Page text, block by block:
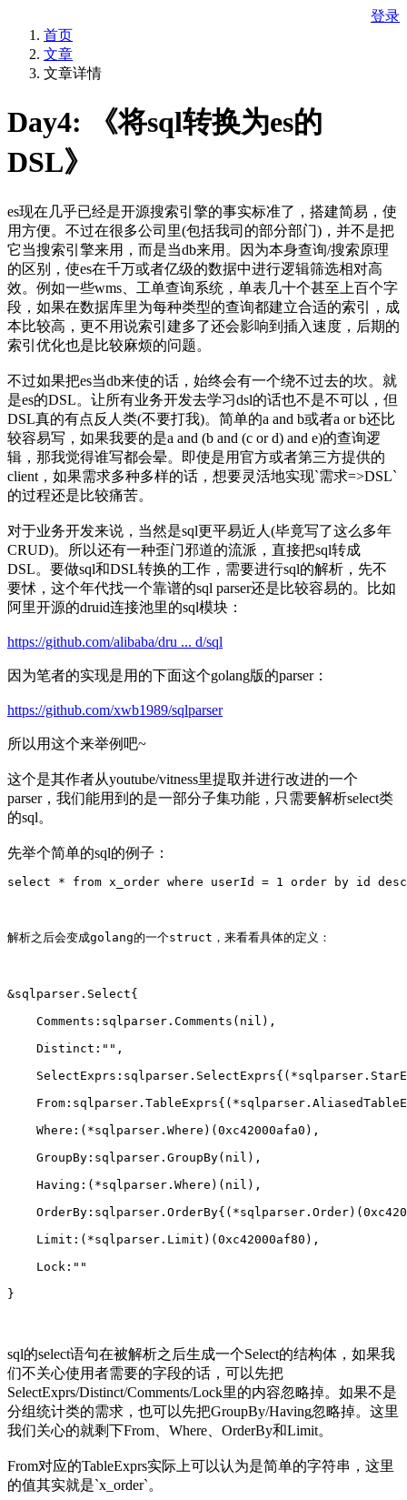
登录
首页
文章
文章详情
Day4: 《将sql转换为es的
DSL》
es现在几乎已经是开源搜索引擎的事实标准了，搭建简易，使
用方便。不过在很多公司里(包括我司的部分部门)，并不是把
它当搜索引擎来用，而是当db来用。因为本身查询/搜索原理
的区别，使es在千万或者亿级的数据中进行逻辑筛选相对高
效。例如一些wms、工单查询系统，单表几十个甚至上百个字
段，如果在数据库里为每种类型的查询都建立合适的索引，成
本比较高，更不用说索引建多了还会影响到插入速度，后期的
索引优化也是比较麻烦的问题。
不过如果把es当db来使的话，始终会有一个绕不过去的坎。就
是es的DSL。让所有业务开发去学习dsl的话也不是不可以，但
DSL真的有点反人类(不要打我)。简单的a and b或者a or b还比
较容易写，如果我要的是a and (b and (c or d) and e)的查询逻
辑，那我觉得谁写都会晕。即使是用官方或者第三方提供的
client，如果需求多种多样的话，想要灵活地实现`需求=>DSL`
的过程还是比较痛苦。
对于业务开发来说，当然是sql更平易近人(毕竟写了这么多年
CRUD)。所以还有一种歪门邪道的流派，直接把sql转成
DSL。要做sql和DSL转换的工作，需要进行sql的解析，先不
要怵，这个年代找一个靠谱的sql parser还是比较容易的。比如
阿里开源的druid连接池里的sql模块：
https://github.com/alibaba/dru ... d/sql
因为笔者的实现是用的下面这个golang版的parser：
https://github.com/xwb1989/sqlparser
所以用这个来举例吧~
这个是其作者从youtube/vitness里提取并进行改进的一个
parser，我们能用到的是一部分子集功能，只需要解析select类
的sql。
先举个简单的sql的例子：
select * from x_order where userId = 1 order by id
解析之后会变成golang的一个struct，来看看具体的定义：
&sqlparser.Select{
    Comments:sqlparser.Comments(nil),
    Distinct:"",
    Where:(*sqlparser.Where)(0xc42000afa0),
    GroupBy:sqlparser.GroupBy(nil),
    Having:(*sqlparser.Where)(nil),
    Limit:(*sqlparser.Limit)(0xc42000af80),
    Lock:""
}
sql的select语句在被解析之后生成一个Select的结构体，如果我
们不关心使用者需要的字段的话，可以先把
SelectExprs/Distinct/Comments/Lock里的内容忽略掉。如果不是
分组统计类的需求，也可以先把GroupBy/Having忽略掉。这里
我们关心的就剩下From、Where、OrderBy和Limit。
From对应的TableExprs实际上可以认为是简单的字符串，这里
的值其实就是`x_order`。